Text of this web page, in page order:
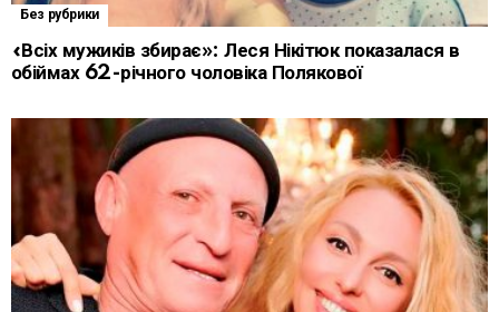
Без рубрики
«Всіх мужиків збирає»: Леся Нікітюк показалася в
обіймах 62-річного чоловіка Полякової